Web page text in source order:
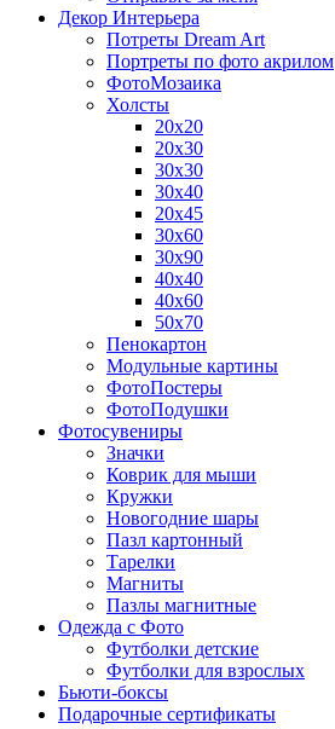
Декор Интерьера
Потреты Dream Art
Портреты по фото акрилом
ФотоМозаика
Холсты
20х20
20х30
30х30
30х40
20х45
30х60
30х90
40х40
40х60
50х70
Пенокартон
Модульные картины
ФотоПостеры
ФотоПодушки
Фотоcувениры
Значки
Коврик для мыши
Кружки
Новогодние шары
Пазл картонный
Тарелки
Магниты
Пазлы магнитные
Одежда с Фото
Футболки детские
Футболки для взрослых
Бьюти-боксы
Подарочные сертификаты